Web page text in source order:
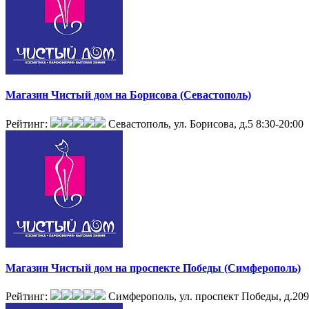
Магазин Чистый дом на Борисова (Севастополь)
Рейтинг: Севастополь, ул. Борисова, д.5 8:30-20:00
Магазин Чистый дом на проспекте Победы (Симферополь)
Рейтинг: Симферополь, ул. проспект Победы, д.209